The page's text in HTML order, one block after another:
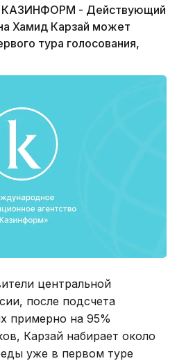
КАЗИНФОРМ - Действующий
Хамид Карзай может
тура голосования,
центральной
после подсчета
примерно на 95%
Карзай набирает около
уже в первом туре